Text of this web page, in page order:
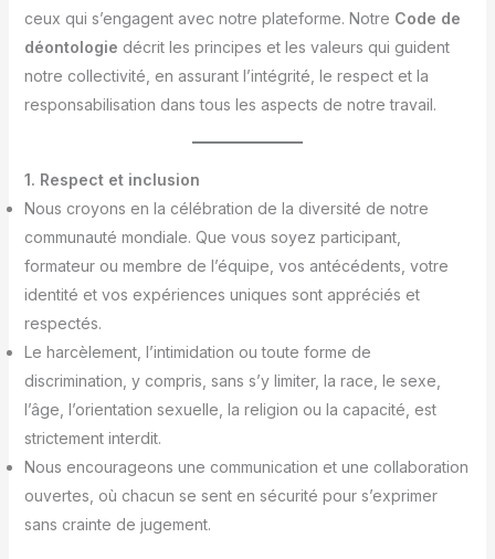
ceux qui s’engagent avec notre plateforme. Notre Code de
déontologie décrit les principes et les valeurs qui guident
notre collectivité, en assurant l’intégrité, le respect et la
responsabilisation dans tous les aspects de notre travail.
1. Respect et inclusion
Nous croyons en la célébration de la diversité de notre
communauté mondiale. Que vous soyez participant,
formateur ou membre de l’équipe, vos antécédents, votre
identité et vos expériences uniques sont appréciés et
respectés.
Le harcèlement, l’intimidation ou toute forme de
discrimination, y compris, sans s’y limiter, la race, le sexe,
l’âge, l’orientation sexuelle, la religion ou la capacité, est
strictement interdit.
Nous encourageons une communication et une collaboration
ouvertes, où chacun se sent en sécurité pour s’exprimer
sans crainte de jugement.